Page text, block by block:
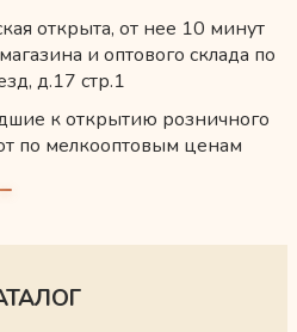
открыта, от нее 10 минут
и оптового склада по
д.17 стр.1
к открытию розничного
по мелкооптовым ценам